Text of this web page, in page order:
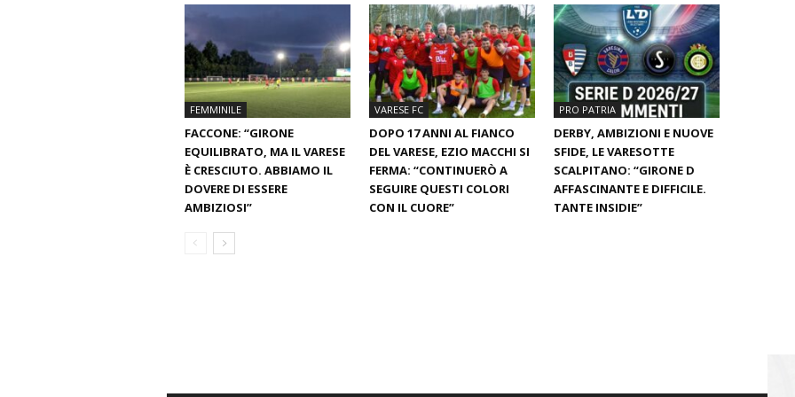
FEMMINILE
FACCONE: “GIRONE
EQUILIBRATO, MA IL VARESE
È CRESCIUTO. ABBIAMO IL
DOVERE DI ESSERE
AMBIZIOSI”
VARESE FC
DOPO 17 ANNI AL FIANCO
DEL VARESE, EZIO MACCHI SI
FERMA: “CONTINUERÒ A
SEGUIRE QUESTI COLORI
CON IL CUORE”
PRO PATRIA
DERBY, AMBIZIONI E NUOVE
SFIDE, LE VARESOTTE
SCALPITANO: “GIRONE D
AFFASCINANTE E DIFFICILE.
TANTE INSIDIE”